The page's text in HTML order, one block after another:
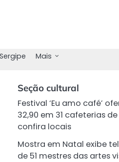
Sergipe Mais
Seção cultural
Festival ‘Eu amo café’
32,90 em 31 cafeterias
confira locais
Mostra em Natal exibe
de 51 mestres das artes